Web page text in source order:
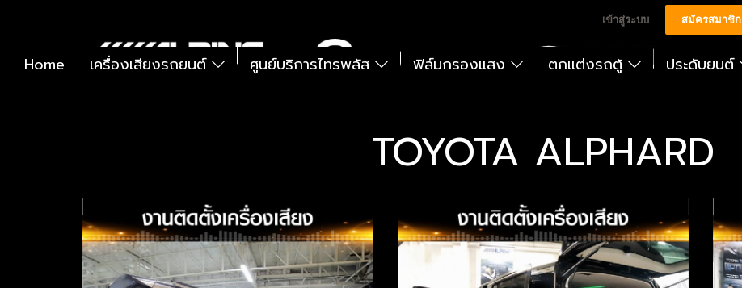
เข้าสู่ระบบ สมัครสมาชิก
Home เครื่องเสียงรถยนต์ ศูนย์บริการไทรพลัส ฟิล์มกรองแสง ตกแต่งรถตู้ ประดับยนต์
TOYOTA ALPHARD